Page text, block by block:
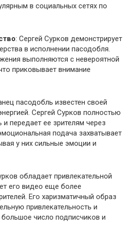
в социальных сетях по
: Сергей Сурков демонстрирует
в исполнении пасодобля.
выполняются с невероятной
приковывает внимание
пасодобль известен своей
Сергей Сурков полностью
и передает ее зрителям через
подача захватывает
у них сильные эмоции и
обладает привлекательной
его видео еще более
Его харизматичный образ
привлекательность и
большое число подписчиков и